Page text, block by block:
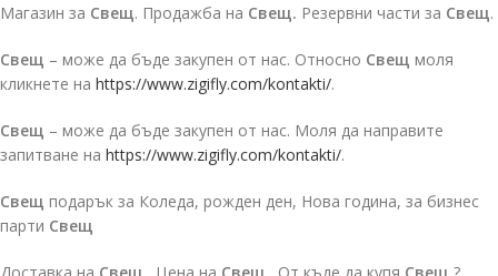
Магазин за Свещ. Продажба на Свещ. Резервни части за Свещ.
Свещ – може да бъде закупен от нас. Относно Свещ моля
кликнете на https://www.zigifly.com/kontakti/.
Свещ – може да бъде закупен от нас. Моля да направите
запитване на https://www.zigifly.com/kontakti/.
Свещ подарък за Коледа, рожден ден, Нова година, за бизнес
парти Свещ